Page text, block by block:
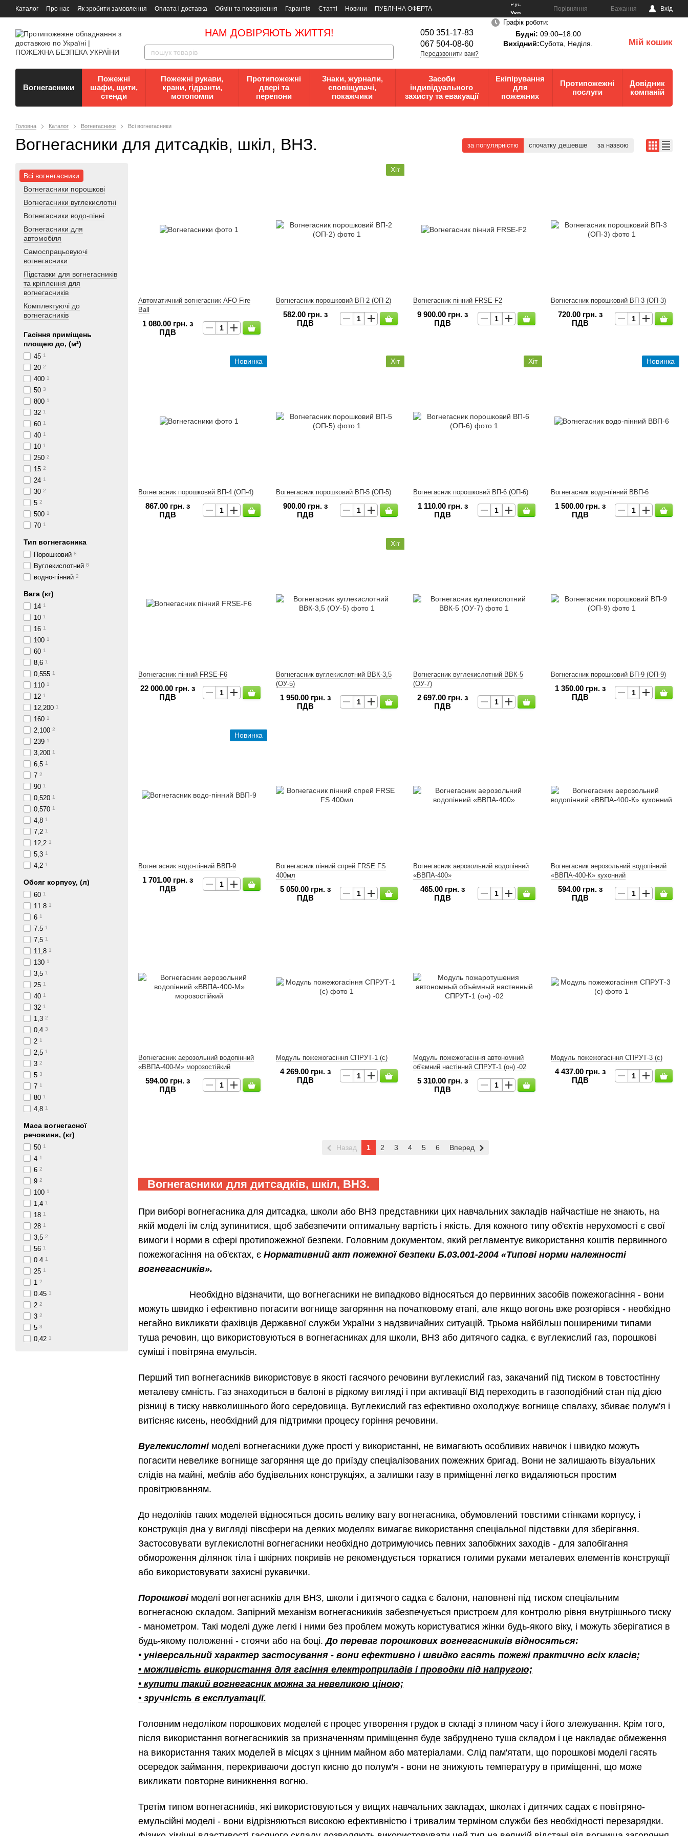
Каталог Про нас Як зробити замовлення Оплата і доставка Обмін та повернення Гарантія Статті Новини
ПУБЛІЧНА ОФЕРТА
Документи
Контакти Документи з пожежної безпеки
Рус
Укр
Порівняння Бажання Вхід
НАМ ДОВІРЯЮТЬ ЖИТТЯ!
050 351-17-83
067 504-08-60
Передзвонити вам?
Графік роботи:
Будні: 09:00–18:00
Вихідний:Субота, Неділя. Мій кошик
Вогнегасники
Пожежні
шафи, щити,
стенди
Пожежні рукави,
крани, гідранти,
мотопомпи
Протипожежні
двері та
перепони
Знаки, журнали,
сповіщувачі,
покажчики
Засоби
індивідуального
захисту та евакуації
Екіпірування
для
пожежних
Протипожежні
послуги
Довідник
компаній
Головна Каталог Вогнегасники Всі вогнегасники
Вогнегасники для дитсадків, шкіл, ВНЗ.
Вогнегасники для дитсадків, шкіл, ВНЗ.
При виборі вогнегасника для дитсадка, школи або ВНЗ представники цих навчальних закладів найчастіше не знають, на
якій моделі їм слід зупинитися, щоб забезпечити оптимальну вартість і якість. Для кожного типу об'єктів нерухомості є свої
вимоги і норми в сфері протипожежної безпеки. Головним документом, який регламентує використання коштів первинного
пожежогасіння на об'єктах, є Нормативний акт пожежної безпеки Б.03.001-2004 «Типові норми належності
вогнегасників».
Необхідно відзначити, що вогнегасники не випадково відносяться до первинних засобів пожежогасіння - вони
можуть швидко і ефективно погасити вогнище загоряння на початковому етапі, але якщо вогонь вже розгорівся - необхідно
негайно викликати фахівців Державної служби України з надзвичайних ситуацій. Трьома найбільш поширеними типами
туша речовин, що використовуються в вогнегасниках для школи, ВНЗ або дитячого садка, є вуглекислий газ, порошкові
суміші і повітряна емульсія.
Перший тип вогнегасників використовує в якості гасячого речовини вуглекислий газ, закачаний під тиском в товстостінну
металеву ємність. Газ знаходиться в балоні в рідкому вигляді і при активації ВІД переходить в газоподібний стан під дією
різниці в тиску навколишнього його середовища. Вуглекислий газ ефективно охолоджує вогнище спалаху, збиває полум'я і
витісняє кисень, необхідний для підтримки процесу горіння речовини.
Вуглекислотні моделі вогнегасники дуже прості у використанні, не вимагають особливих навичок і швидко можуть
погасити невелике вогнище загоряння ще до приїзду спеціалізованих пожежних бригад. Вони не залишають візуальних
слідів на майні, меблів або будівельних конструкціях, а залишки газу в приміщенні легко видаляються простим
провітрюванням.
До недоліків таких моделей відносяться досить велику вагу вогнегасника, обумовлений товстими стінками корпусу, і
конструкція дна у вигляді півсфери на деяких моделях вимагає використання спеціальної підставки для зберігання.
Застосовувати вуглекислотні вогнегасники необхідно дотримуючись певних запобіжних заходів - для запобігання
обмороження ділянок тіла і шкірних покривів не рекомендується торкатися голими руками металевих елементів конструкції
або використовувати захисні рукавички.
Порошкові моделі вогнегасників для ВНЗ, школи і дитячого садка є балони, наповнені під тиском спеціальним
вогнегасною складом. Запірний механізм вогнегасникиів забезпечується пристроєм для контролю рівня внутрішнього тиску
- манометром. Такі моделі дуже легкі і ними без проблем можуть користуватися жінки будь-якого віку, і можуть зберігатися в
будь-якому положенні - стоячи або на боці. До переваг порошкових вогнегасникиів відносяться:
• універсальний характер застосування - вони ефективно і швидко гасять пожежі практично всіх класів;
• можливість використання для гасіння електроприладів і проводки під напругою;
• купити такий вогнегасник можна за невеликою ціною;
• зручність в експлуатації.
Головним недоліком порошкових моделей є процес утворення грудок в складі з плином часу і його злежування. Крім того,
після використання вогнегасникиів за призначенням приміщення буде забруднено туша складом і це накладає обмеження
на використання таких моделей в місцях з цінним майном або матеріалами. Слід пам'ятати, що порошкові моделі гасять
осередок займання, перекриваючи доступ кисню до полум'я - вони не знижують температуру в приміщенні, що може
викликати повторне виникнення вогню.
Третім типом вогнегасників, які використовуються у вищих навчальних закладах, школах і дитячих садах є повітряно-
емульсійні моделі - вони відрізняються високою ефективністю і тривалим терміном служби без необхідності перезарядки.
за популярністю спочатку дешевше за назвою
Автоматичний вогнегасник AFO Fire
Ball
1 080.00 грн. з
ПДВ
Хіт
Вогнегасник порошковий ВП-2 (ОП-2)
582.00 грн. з
ПДВ
Вогнегасник пінний FRSE-F2
9 900.00 грн. з
ПДВ
Вогнегасник порошковий ВП-3 (ОП-3)
720.00 грн. з
ПДВ
Новинка
Вогнегасник порошковий ВП-4 (ОП-4)
867.00 грн. з
ПДВ
Хіт
Вогнегасник порошковий ВП-5 (ОП-5)
900.00 грн. з
ПДВ
Хіт
Вогнегасник порошковий ВП-6 (ОП-6)
1 110.00 грн. з
ПДВ
Новинка
Вогнегасник водо-пінний ВВП-6
1 500.00 грн. з
ПДВ
Вогнегасник пінний FRSE-F6
22 000.00 грн. з
ПДВ
Хіт
Вогнегасник вуглекислотний ВВК-3,5
(ОУ-5)
1 950.00 грн. з
ПДВ
Вогнегасник вуглекислотний ВВК-5
(ОУ-7)
2 697.00 грн. з
ПДВ
Вогнегасник порошковий ВП-9 (ОП-9)
1 350.00 грн. з
ПДВ
Новинка
Вогнегасник водо-пінний ВВП-9
1 701.00 грн. з
ПДВ
Вогнегасник пінний спрей FRSE FS
400мл
5 050.00 грн. з
ПДВ
Вогнегасник аерозольний водопінний
«ВВПА-400»
465.00 грн. з
ПДВ
Вогнегасник аерозольний водопінний
«ВВПА-400-К» кухонний
594.00 грн. з
ПДВ
Вогнегасник аерозольний водопінний
«ВВПА-400-М» морозостійкий
594.00 грн. з
ПДВ
Модуль пожежогасіння СПРУТ-1 (с)
4 269.00 грн. з
ПДВ
Модуль пожежогасіння автономний
об'ємний настінний СПРУТ-1 (он) -02
5 310.00 грн. з
ПДВ
Модуль пожежогасіння СПРУТ-3 (с)
4 437.00 грн. з
ПДВ
Назад 1 2 3 4 5 6 Вперед
Всі вогнегасники
Вогнегасники порошкові
Вогнегасники вуглекислотні
Вогнегасники водо-пінні
Вогнегасники для
автомобіля
Самоспрацьовуючі
вогнегасники
Підставки для вогнегасників
та кріплення для
вогнегасників
Комплектуючі до
вогнегасників
Гасіння приміщень
площею до, (м²)
45 1
20 2
400 1
50 3
800 1
32 1
60 1
40 1
10 1
250 2
15 2
24 1
30 2
5 2
500 1
70 1
Тип вогнегасника
Порошковий 8
Вуглекислотний 8
водно-пінний 2
Вага (кг)
14 1
10 1
16 1
100 1
60 1
8,6 1
0,555 1
110 1
12 1
12,200 1
160 1
2,100 2
239 1
3,200 1
6,5 1
7 2
90 1
0,520 1
0,570 1
4,8 1
7,2 1
12,2 1
5,3 1
4,2 1
Обсяг корпусу, (л)
60 1
11.8 1
6 1
7.5 1
7,5 1
11,8 1
130 1
3,5 1
25 1
40 1
32 1
1,3 2
0,4 3
2 1
2,5 1
3 2
5 3
7 1
80 1
4,8 1
Маса вогнегасної
речовини, (кг)
50 1
4 1
6 2
9 2
100 1
1,4 1
18 1
28 1
3,5 2
56 1
0.4 1
25 1
1 2
0.45 1
2 2
3 2
5 3
0,42 1